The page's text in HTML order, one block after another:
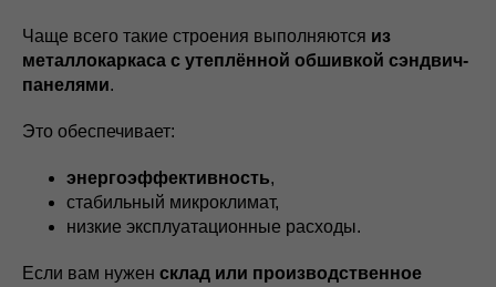
Чаще всего такие строения выполняются из
металлокаркаса с утеплённой обшивкой сэндвич-
панелями.
Это обеспечивает:
энергоэффективность,
стабильный микроклимат,
низкие эксплуатационные расходы.
Если вам нужен склад или производственное